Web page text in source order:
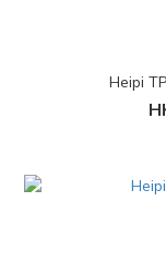
Heipi